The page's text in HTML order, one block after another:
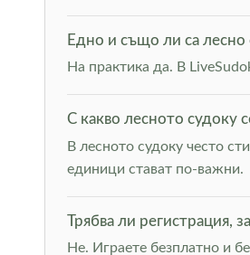
Едно и също ли са лесно
На практика да. В
С какво лесното судоку
В лесното судоку често
единици стават по-важни.
Трябва ли регистрация,
Не. Играете безплатно и